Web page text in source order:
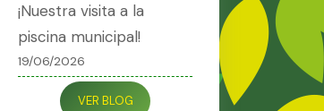
¡Nuestra visita a la
piscina municipal!
19/06/2026
VER BLOG